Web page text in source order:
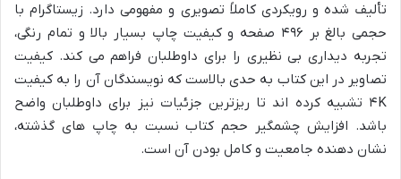
تألیف شده و رویکردی کاملاً تصویری و مفهومی دارد. زیستاگرام با
حجمی بالغ بر ۴۹۶ صفحه و کیفیت چاپ بسیار بالا و تمام رنگی،
تجربه دیداری بی نظیری را برای داوطلبان فراهم می کند. کیفیت
تصاویر در این کتاب به حدی بالاست که نویسندگان آن را به کیفیت
۴K تشبیه کرده اند تا ریزترین جزئیات نیز برای داوطلبان واضح
باشد. افزایش چشمگیر حجم کتاب نسبت به چاپ های گذشته،
نشان دهنده جامعیت و کامل بودن آن است.